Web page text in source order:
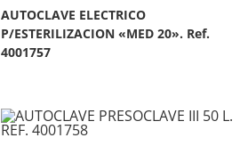
AUTOCLAVE ELECTRICO
P/ESTERILIZACION «MED 20». Ref.
4001757